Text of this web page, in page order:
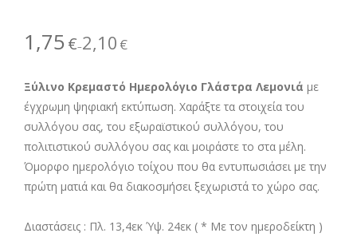
1,75 €–2,10 €
Ξύλινο Κρεμαστό Ημερολόγιο Γλάστρα Λεμονιά με
έγχρωμη ψηφιακή εκτύπωση. Χαράξτε τα στοιχεία του
συλλόγου σας, του εξωραϊστικού συλλόγου, του
πολιτιστικού συλλόγου σας και μοιράστε το στα μέλη.
Όμορφο ημερολόγιο τοίχου που θα εντυπωσιάσει με την
πρώτη ματιά και θα διακοσμήσει ξεχωριστά το χώρο σας.
Διαστάσεις : Πλ. 13,4εκ Ύψ. 24εκ ( * Με τον ημεροδείκτη )